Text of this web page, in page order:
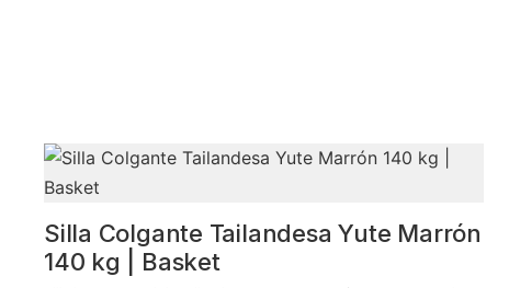
Silla Colgante Tailandesa Yute Marrón
140 kg | Basket